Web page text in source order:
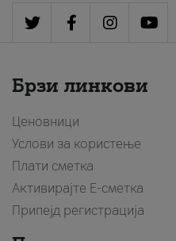
Брзи линкови
Ценовници
Услови за користење
Плати сметка
Активирајте Е-сметка
Припејд регистрација